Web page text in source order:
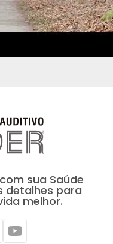
sua Saúde
detalhes para
melhor.